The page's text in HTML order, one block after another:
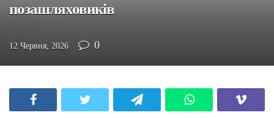
позашляховиків
12 Червня, 2026 0